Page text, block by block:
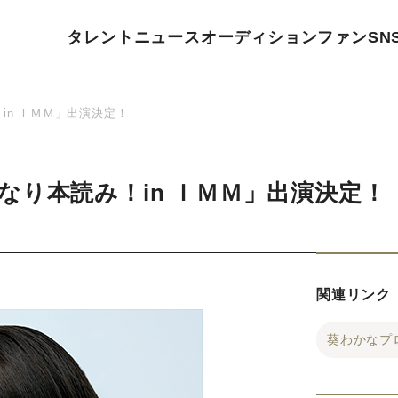
タレント ニュースオーディションファン
ＩＭＭ」出演決定！
本読み！in ＩＭＭ」出演決定！
関連リンク
葵わかなプ